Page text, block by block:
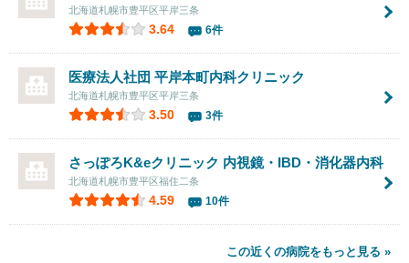
北海道札幌市豊平区平岸三条
3.64 6件
医療法人社団 平岸本町内科クリニック
北海道札幌市豊平区平岸三条
3.50 3件
さっぽろK&eクリニック 内視鏡・IBD・消化器内科
北海道札幌市豊平区福住二条
4.59 10件
この近くの病院をもっと見る »